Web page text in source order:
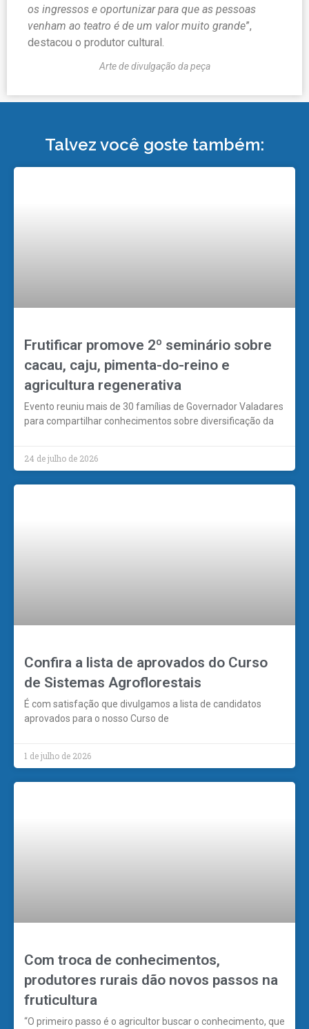
os ingressos e oportunizar para que as pessoas
venham ao teatro é de um valor muito grande”,
destacou o produtor cultural.
Arte de divulgação da peça
Talvez você goste também:
Frutificar promove 2º seminário sobre
cacau, caju, pimenta-do-reino e
agricultura regenerativa
Evento reuniu mais de 30 famílias de Governador Valadares
para compartilhar conhecimentos sobre diversificação da
24 de julho de 2026
Confira a lista de aprovados do Curso
de Sistemas Agroflorestais
É com satisfação que divulgamos a lista de candidatos
aprovados para o nosso Curso de
1 de julho de 2026
Com troca de conhecimentos,
produtores rurais dão novos passos na
fruticultura
“O primeiro passo é o agricultor buscar o conhecimento, que